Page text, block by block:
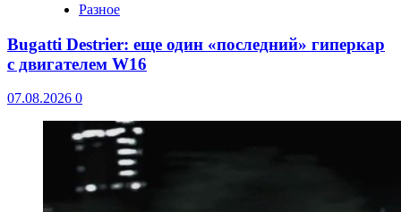
Разное
Bugatti Destrier: еще один «последний» гиперкар
с двигателем W16
07.08.2026 0